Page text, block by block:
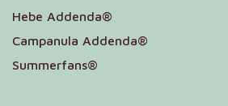
Hebe Addenda®
Campanula Addenda®
Summerfans®